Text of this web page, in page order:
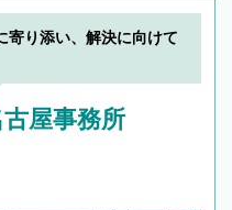
の条件
検索
寄り添い、解決に向けて
屋事務所